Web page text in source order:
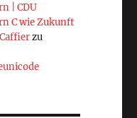
| CDU
C wie Zukunft
zu